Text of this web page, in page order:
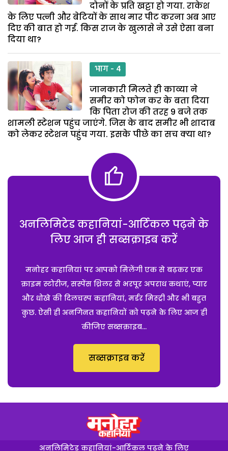
दोनों के प्रति खट्टा हो गया. राकेश
के लिए पत्नी और बेटियों के साथ मार पीट करना अब आए
दिए की बात हो गई. किस राज के खुलासे ने उसे ऐसा बना
दिया था?
भाग - 4
जानकारी मिलते ही काव्या ने
समीर को फोन कर के बता दिया
कि पिता रोज की तरह 9 बजे तक
शामली स्टेशन पहुंच जाएंगे. जिस के बाद समीर भी शादाब
को लेकर स्टेशन पहुंच गया. इसके पीछे का सच क्या था?
अनलिमिटेड कहानियां-आर्टिकल पढ़ने के
लिए आज ही सब्सक्राइब करें
मनोहर कहानियां पर आपको मिलेंगी एक से बढ़कर एक
क्राइम स्टोरीज, सस्पेंस थ्रिलर से भरपूर अपराध कथाएं, प्यार
और धोखे की दिलचस्प कहानियां, मर्डर मिस्ट्री और भी बहुत
कुछ. ऐसी ही अनगिनत कहानियों को पढ़ने के लिए आज ही
कीजिए सब्सक्राइब...
सब्सक्राइब करें
अनलिमिटेड कहानियां-आर्टिकल पढ़ने के लिए